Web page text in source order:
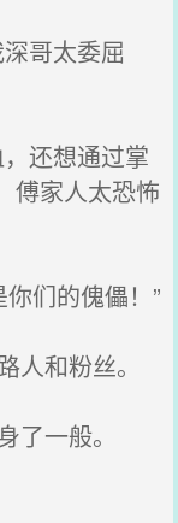
哥太委屈
还想通过掌
傅家人太恐怖
们的傀儡！”
和粉丝。
一般。